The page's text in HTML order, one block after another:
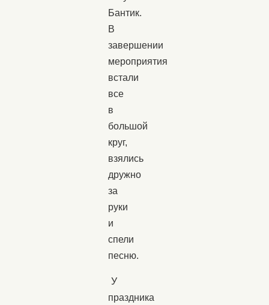
Бантик.
В
завершении
мероприятия
встали
все
в
большой
круг,
взялись
дружно
за
руки
и
спели
песню.
У
праздника